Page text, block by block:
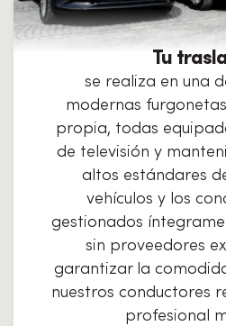
Tu
se realiza en una
modernas
propia, todas
de televisión y
altos estándares
vehículos y los
gestionados
sin proveedores
garantizar la
nuestros conductores
profesional